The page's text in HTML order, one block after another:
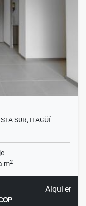
SUR, ITAGÜÍ
m2
Alquiler